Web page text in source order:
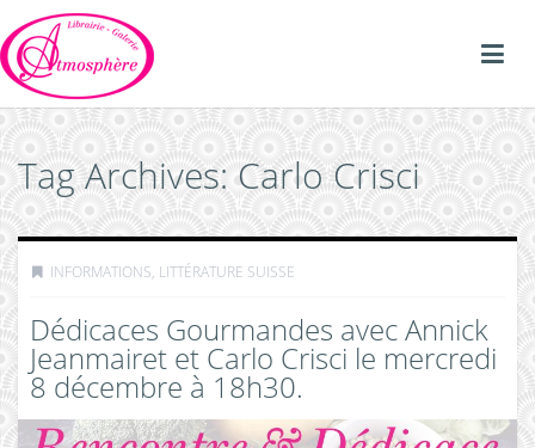
Tag Archives: Carlo Crisci
INFORMATIONS, LITTÉRATURE SUISSE
Dédicaces Gourmandes avec Annick
Jeanmairet et Carlo Crisci le mercredi
8 décembre à 18h30.